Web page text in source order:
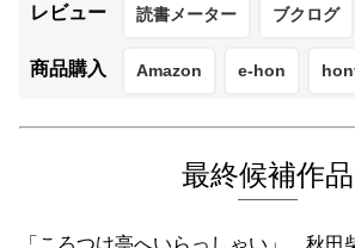
レビュー 読書メーター ブクログ
商品購入 Amazon e-hon
最終候補作品